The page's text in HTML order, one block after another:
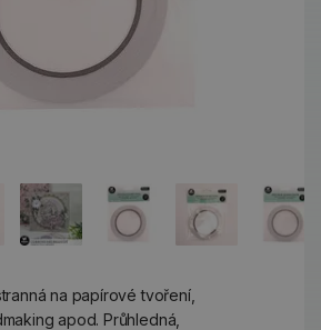
na papírové tvoření,
apod. Průhledná,